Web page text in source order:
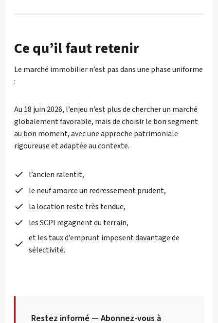
Ce qu’il faut retenir
Le marché immobilier n’est pas dans une phase uniforme
:
Au 18 juin 2026, l’enjeu n’est plus de chercher un marché
globalement favorable, mais de choisir le bon segment
au bon moment, avec une approche patrimoniale
rigoureuse et adaptée au contexte.
l’ancien ralentit,
le neuf amorce un redressement prudent,
la location reste très tendue,
les SCPI regagnent du terrain,
et les taux d’emprunt imposent davantage de
sélectivité.
Restez informé — Abonnez-vous à